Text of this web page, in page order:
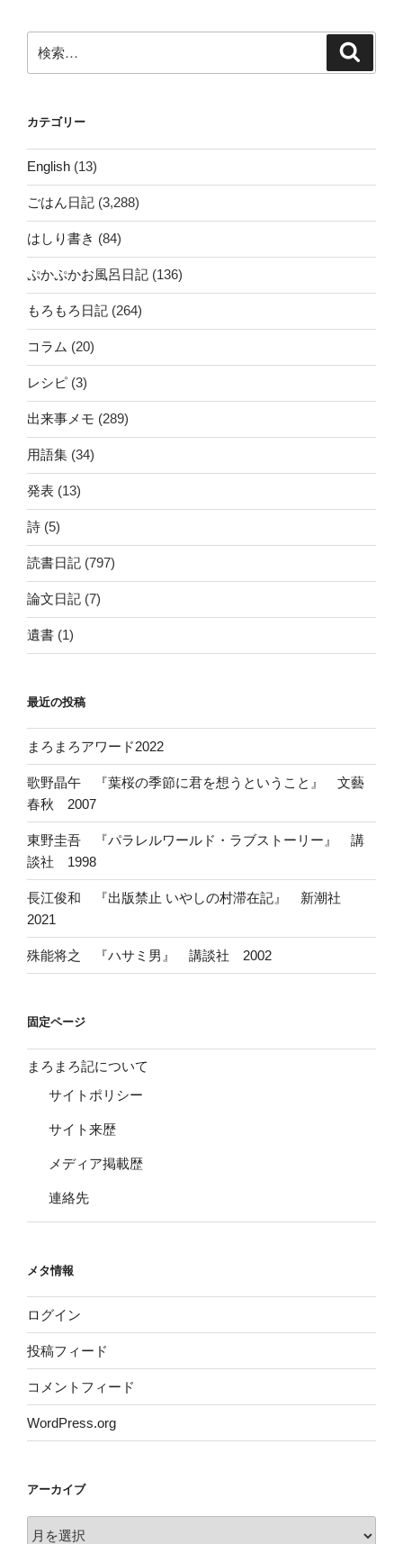
ン
索:
カテゴリー
English (13)
ごはん日記 (3,288)
はしり書き (84)
ぷかぷかお風呂日記 (136)
もろもろ日記 (264)
コラム (20)
レシピ (3)
出来事メモ (289)
用語集 (34)
発表 (13)
詩 (5)
読書日記 (797)
論文日記 (7)
遺書 (1)
最近の投稿
まろまろアワード2022
歌野晶午 『葉桜の季節に君を想うということ』 文藝
春秋 2007
東野圭吾 『パラレルワールド・ラブストーリー』 講
談社 1998
長江俊和 『出版禁止 いやしの村滞在記』 新潮社
2021
殊能将之 『ハサミ男』 講談社 2002
固定ページ
まろまろ記について
サイトポリシー
サイト来歴
メディア掲載歴
連絡先
メタ情報
ログイン
投稿フィード
コメントフィード
WordPress.org
アーカイブ